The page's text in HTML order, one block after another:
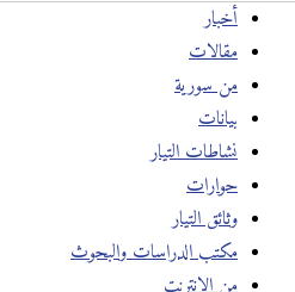
أخبار
مقالات
من سورية
بيانات
نشاطات التيار
حوارات
وثائق التيار
مكتب الدراسات والبحوث